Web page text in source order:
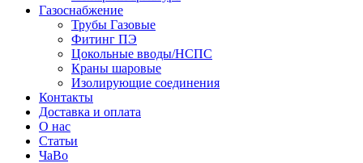
Газоснабжение
Трубы Газовые
Фитинг ПЭ
Цокольные вводы/НСПС
Краны шаровые
Изолирующие соединения
Контакты
Доставка и оплата
О нас
Статьи
ЧаВо